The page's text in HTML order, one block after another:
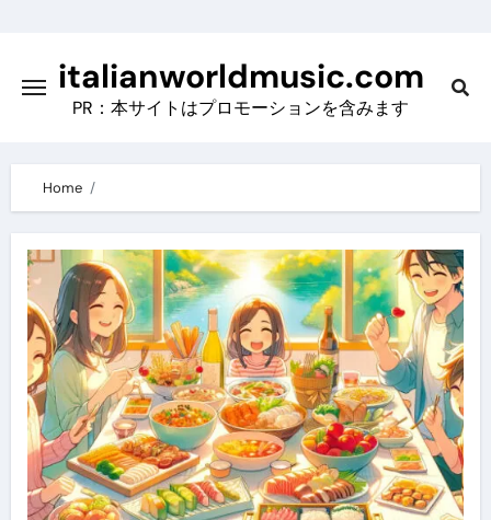
contentitalianworldmusic.com
PR：本サイトはプロモーションを含みます
Home